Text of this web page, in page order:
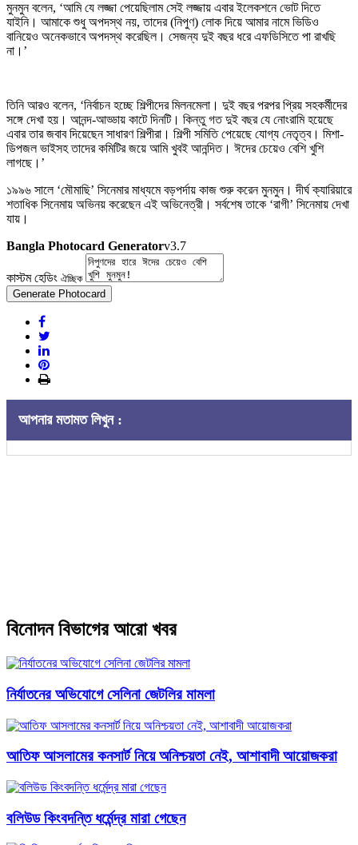
মুনমুন বলেন, ‘আমি যে লজ্জা পেয়েছিলাম সেই লজ্জায় এবার ইলেকশনে ভোট দিতে
যাইনি। আমাকে শুধু অপদস্থ নয়, তাদের (নিপুণ) লোক দিয়ে আমার নামে ভিডিও
বানিয়েও অনেকভাবে অপদস্থ করেছিল। সেজন্য দুই বছর ধরে এফডিসিতে পা রাখছি
না।’
তিনি আরও বলেন, ‘নির্বাচন হচ্ছে শিল্পীদের মিলনমেলা। দুই বছর পরপর প্রিয় সহকর্মীদের
সঙ্গে দেখা হয়। আনন্দ-আড্ডায় কাটে দিনটি। কিন্তু গত দুই বছর যে নোংরামি হয়েছে
এবার তার জবাব দিয়েছেন সাধারণ শিল্পীরা। শিল্পী সমিতি পেয়েছে যোগ্য নেতৃত্ব। মিশা-
ডিপজল ভাইসহ তাদের কমিটির জয়ে আমি খুবই আনন্দিত। ঈদের চেয়েও বেশি খুশি
লাগছে।’
১৯৯৬ সালে ‘মৌমাছি’ সিনেমার মাধ্যমে বড়পর্দায় কাজ শুরু করেন মুনমুন। দীর্ঘ ক্যারিয়ারে
শতাধিক সিনেমায় অভিনয় করেছেন এই অভিনেত্রী। সর্বশেষ তাকে ‘রাগী’ সিনেমায় দেখা
যায়।
Bangla Photocard Generatorv3.7
কাস্টম হেডিং ঐচ্ছিক
Generate Photocard
আপনার মতামত লিখুন :
বিনোদন বিভাগের আরো খবর
নির্যাতনের অভিযোগে সেলিনা জেটলির মামলা
আতিফ আসলামের কনসার্ট নিয়ে অনিশ্চয়তা নেই, আশাবাদী আয়োজকরা
বলিউড কিংবদন্তি ধর্মেন্দ্র মারা গেছেন